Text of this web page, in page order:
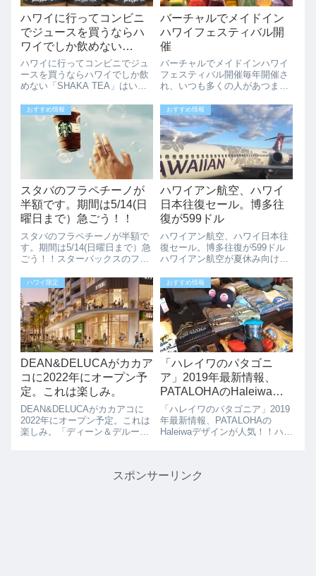
ハワイに行ってコンビニ
でジュースを買うならハ
ワイでしか飲めない
「SHAKA TEA」はいか
が？
ハワイに行ってコンビニでジュ
ースを買うならハワイでしか飲
めない「SHAKA TEA」はいか
を取るときは必ずと言っていい
ほど「SHAKA」をします。シャ
カというハンドサインは、ハワ
イのローカルのまさしくシンボ
バーチャルでメイドイン
ハワイフェスティバル開
催
バーチャルでメイドインハワイ
フェスティバル開催毎年開催さ
れ、いつも多くの人があつまり
in Hawaii Festival（メイドイン
ハワイフェスティバル）です
が、2020年の今年はバーチャル
での開催が決定し...
おすすめ情報
スタバのフラペチーノが
半額です。期間は5/14(日
曜日まで）急ごう！！
スタバのフラペチーノが半額で
す。期間は5/14(日曜日まで）急
ごう！！スターバックスのフラ
5/14(日曜日)までの3-6PMの間、
スターバックスで「フラペチー
ノハッピーアワー」開催中で
す。この時間帯は、なんとフラ
ペチ...
おすすめ情報
ハワイアン航空、ハワイ
日本往復セール。博多往
復が599ドル
ハワイアン航空、ハワイ日本往
復セール。博多往復が599ドル
ハワイアン航空が夏休み向けの
ー博多往復が599ドルから。＊
フライトの日程が合う方はかな
りお得。成田往復668ドル、羽
田往復$759ドル、大阪往復839
ドル...
ハワイ限定
DEAN&DELUCAがカカア
コに2022年にオープン予
定。これは楽しみ。
DEAN&DELUCAがカカアコに
2022年にオープン予定。これは
楽しみ。「ディーン＆デルー
リッツカールトン店、ロイヤル
おすすめ情報
「ハレイワのパタゴニ
ア」2019年最新情報、
PATALOHAのHaleiwaデ
ザインが人気！！
「ハレイワのパタゴニア」2019
年最新情報、PATALOHAの
Haleiwaデザインが人気！！ハワ
リカ本土からの旅行者にも人気
スポンサーリンク